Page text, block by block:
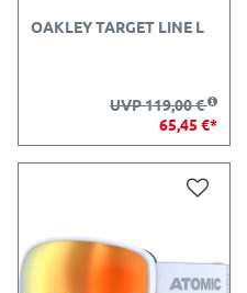
OAKLEY TARGET LINE L
UVP 119,00 €
65,45 €*